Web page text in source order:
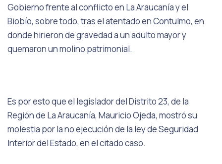
Gobierno frente al conflicto en La Araucanía y el
Biobío, sobre todo, tras el atentado en Contulmo, en
donde hirieron de gravedad a un adulto mayor y
quemaron un molino patrimonial.
Es por esto que el legislador del Distrito 23, de la
Región de La Araucanía, Mauricio Ojeda, mostró su
molestia por la no ejecución de la ley de Seguridad
Interior del Estado, en el citado caso.